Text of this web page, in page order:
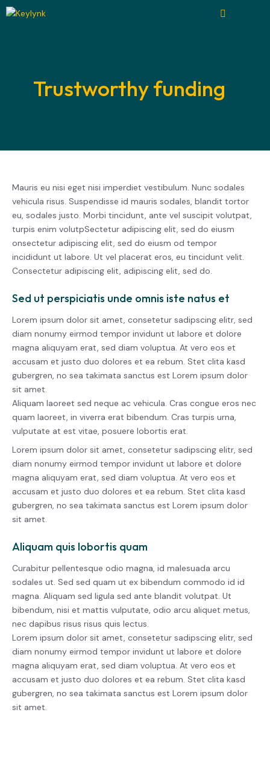
Trustworthy funding
Mauris eu nisi eget nisi imperdiet vestibulum. Nunc sodales
vehicula risus. Suspendisse id mauris sodales, blandit tortor
eu, sodales justo. Morbi tincidunt, ante vel suscipit volutpat,
turpis enim volutpSectetur adipiscing elit, sed do eiusm
onsectetur adipiscing elit, sed do eiusm od tempor
incididunt ut labore. Ut vel placerat eros, eu tincidunt velit.
Consectetur adipiscing elit, adipiscing elit, sed do.
Sed ut perspiciatis unde omnis iste natus et
Lorem ipsum dolor sit amet, consetetur sadipscing elitr, sed
diam nonumy eirmod tempor invidunt ut labore et dolore
magna aliquyam erat, sed diam voluptua. At vero eos et
accusam et justo duo dolores et ea rebum. Stet clita kasd
gubergren, no sea takimata sanctus est Lorem ipsum dolor
sit amet.
Aliquam laoreet sed neque ac vehicula. Cras congue eros nec
quam laoreet, in viverra erat bibendum. Cras turpis urna,
vulputate at est vitae, posuere lobortis erat.
Lorem ipsum dolor sit amet, consetetur sadipscing elitr, sed
diam nonumy eirmod tempor invidunt ut labore et dolore
magna aliquyam erat, sed diam voluptua. At vero eos et
accusam et justo duo dolores et ea rebum. Stet clita kasd
gubergren, no sea takimata sanctus est Lorem ipsum dolor
sit amet.
Aliquam quis lobortis quam
Curabitur pellentesque odio magna, id malesuada arcu
sodales ut. Sed sed quam ut ex bibendum commodo id id
magna. Aliquam sed ligula sed ante blandit volutpat. Ut
bibendum, nisi et mattis vulputate, odio arcu aliquet metus,
nec dapibus risus risus quis lectus.
Lorem ipsum dolor sit amet, consetetur sadipscing elitr, sed
diam nonumy eirmod tempor invidunt ut labore et dolore
magna aliquyam erat, sed diam voluptua. At vero eos et
accusam et justo duo dolores et ea rebum. Stet clita kasd
gubergren, no sea takimata sanctus est Lorem ipsum dolor
sit amet.